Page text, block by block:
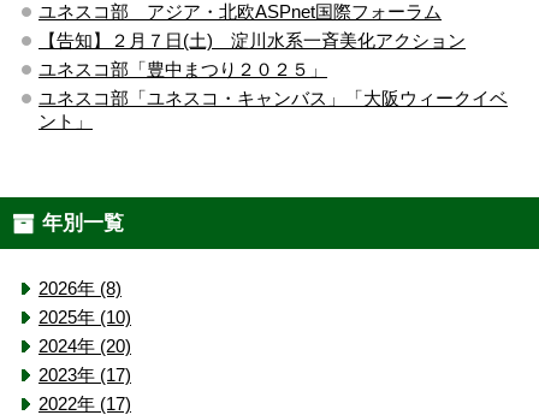
ユネスコ部 アジア・北欧ASPnet国際フォーラム
【告知】２月７日(土) 淀川水系一斉美化アクション
ユネスコ部「豊中まつり２０２５」
ユネスコ部「ユネスコ・キャンバス」「大阪ウィークイベ
ント」
年別一覧
2026年 (8)
2025年 (10)
2024年 (20)
2023年 (17)
2022年 (17)